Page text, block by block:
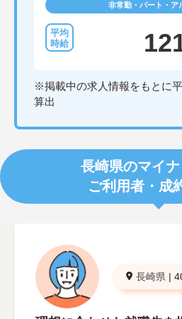
非常勤・パート・ア
※掲載中の求人情報をもとに
算出
長崎県のマイ
ご利用者・成
長崎県 |